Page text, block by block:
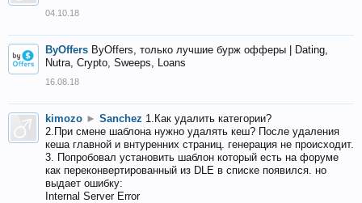
04.10.18
ByOffers ByOffers, только лучшие бурж офферы | Dating,
Nutra, Crypto, Sweeps, Loans
16.08.18
kimozo ► Sanchez 1.Как удалить категории?
2.При смене шаблона нужно удалять кеш? После удаления
кеша главной и внтуренних страниц. генерация не происходит.
3. Попробовал установить шаблон который есть на форуме
как переконвертированный из DLE в списке появился. но
выдает ошибку:
Internal Server Error